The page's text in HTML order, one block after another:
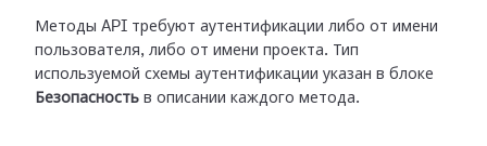
Методы API требуют аутентификации либо от имени
пользователя, либо от имени проекта. Тип
используемой схемы аутентификации указан в блоке
Безопасность в описании каждого метода.